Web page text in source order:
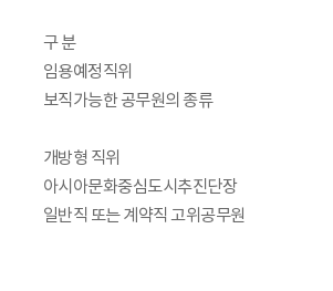
구 분
임용예정직위
보직가능한 공무원의 종류
개방형 직위
아시아문화중심도시추진단장
일반직 또는 계약직 고위공무원